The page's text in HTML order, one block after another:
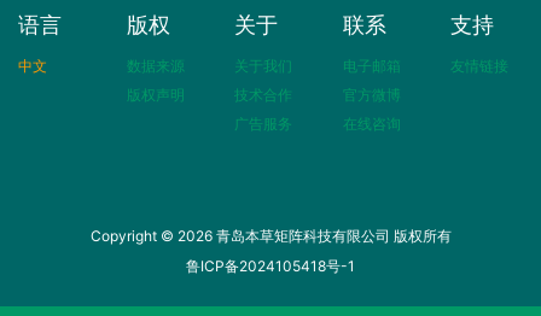
语言
中文
版权
数据来源
版权声明
关于
关于我们
技术合作
广告服务
联系
电子邮箱
官方微博
在线咨询
支持
友情链接
Copyright © 2026 青岛本草矩阵科技有限公司 版权所有
鲁ICP备2024105418号-1